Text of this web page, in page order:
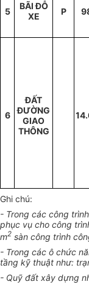
5
BÃI ĐỖ
XE
P
6
ĐẤT
ĐƯỜNG
GIAO
THÔNG
Ghi chú:
- Trong các công
phục vụ cho công
m2 sàn công trình
- Trong các ô chức
tầng kỹ thuật như:
- Quỹ đất xây dựng